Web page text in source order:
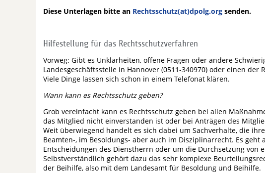
Diese Unterlagen bitte an Rechtsschutz(at)dpolg.org senden.
Hilfestellung für das Rechtsschutzverfahren
Vorweg: Gibt es Unklarheiten, offene Fragen oder andere
Landesgeschäftsstelle in Hannover (0511-340970) oder einen der
Viele Dinge lassen sich schon in einem Telefonat klären.
Wann kann es Rechtsschutz geben?
Grob vereinfacht kann es Rechtsschutz geben bei allen
das Mitglied nicht einverstanden ist oder bei Anträgen des
Weit überwiegend handelt es sich dabei um Sachverhalte, die
Beamten-, im Besoldungs- aber auch im Disziplinarrecht. Es
Entscheidungen des Dienstherrn oder um die Durchsetzung von
Selbstverständlich gehört dazu das sehr komplexe
der Beihilfe, also mit dem Landesamt für Besoldung und Beihilfe.